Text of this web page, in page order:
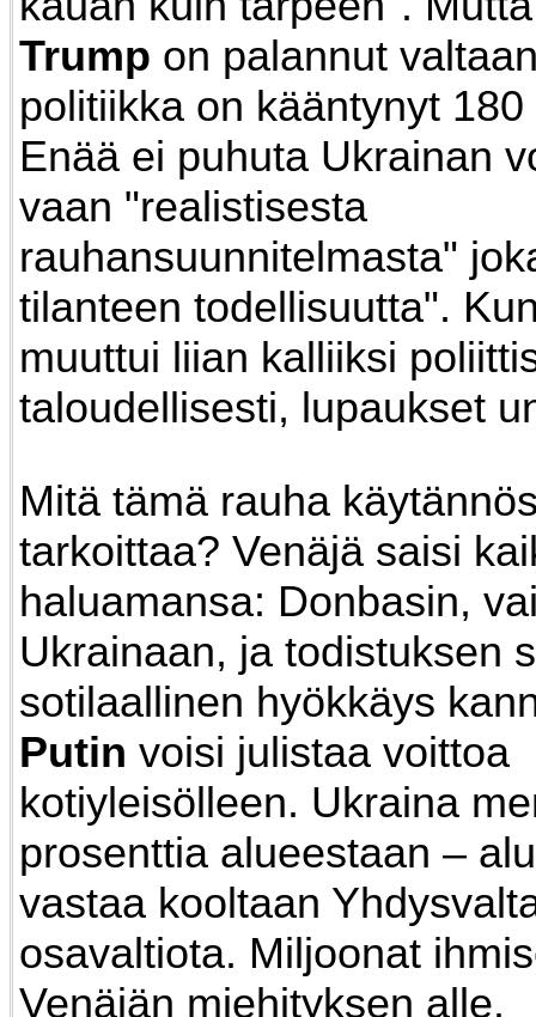
Trump on palannut
politiikka on kääntynyt
Enää ei puhuta Ukrainan
vaan "realistisesta
rauhansuunnitelmasta"
tilanteen todellisuutta".
muuttui liian kalliiksi
taloudellisesti, lupaukset
Mitä tämä rauha
tarkoittaa? Venäjä saisi
haluamansa: Donbasin,
Ukrainaan, ja todistuksen
sotilaallinen hyökkäys
Putin voisi julistaa voittoa
kotiyleisölleen. Ukraina
prosenttia alueestaan –
vastaa kooltaan
osavaltiota. Miljoonat
Venäjän miehityksen alle.